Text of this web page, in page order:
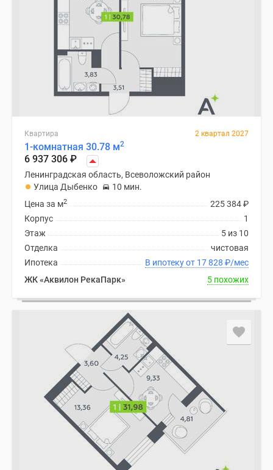
Квартира 2 квартал 2027
1-комнатная 30.78 м2
6 937 306 ₽
Ленинградская область, Всеволожский район
Улица Дыбенко
10 мин.
225 384₽
Цена за м2
1
Корпус
5 из 10
Этаж
чистовая
Отделка
В ипотеку от 17 828 ₽/мес
Ипотека
ЖК «Аквилон РекаПарк»
5 похожих